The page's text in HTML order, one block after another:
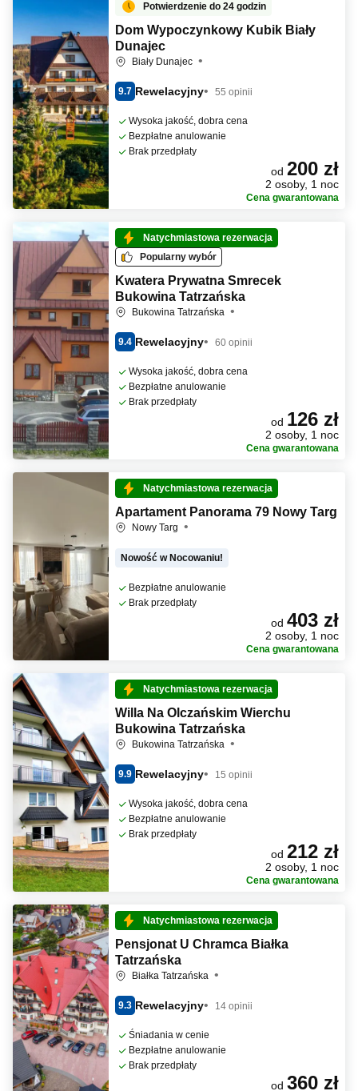
Potwierdzenie do 24 godzin
Dom Wypoczynkowy Kubik Biały
Dunajec
Biały Dunajec
9.7 Rewelacyjny 55 opinii
Wysoka jakość, dobra cena
Bezpłatne anulowanie
Brak przedpłaty
od 200 zł
2 osoby, 1 noc
Cena gwarantowana
Natychmiastowa rezerwacja
Popularny wybór
Kwatera Prywatna Smrecek
Bukowina Tatrzańska
Bukowina Tatrzańska
9.4 Rewelacyjny 60 opinii
Wysoka jakość, dobra cena
Bezpłatne anulowanie
Brak przedpłaty
od 126 zł
2 osoby, 1 noc
Cena gwarantowana
Natychmiastowa rezerwacja
Apartament Panorama 79 Nowy Targ
Nowy Targ
Nowość w Nocowaniu!
Bezpłatne anulowanie
Brak przedpłaty
od 403 zł
2 osoby, 1 noc
Cena gwarantowana
Natychmiastowa rezerwacja
Willa Na Olczańskim Wierchu
Bukowina Tatrzańska
Bukowina Tatrzańska
9.9 Rewelacyjny 15 opinii
Wysoka jakość, dobra cena
Bezpłatne anulowanie
Brak przedpłaty
od 212 zł
2 osoby, 1 noc
Cena gwarantowana
Natychmiastowa rezerwacja
Pensjonat U Chramca Białka
Tatrzańska
Białka Tatrzańska
9.3 Rewelacyjny 14 opinii
Śniadania w cenie
Bezpłatne anulowanie
Brak przedpłaty
od 360 zł